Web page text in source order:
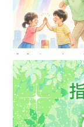
ああるレイン
援】